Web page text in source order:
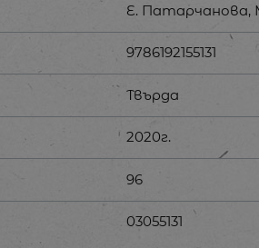
Е. Патарчанова,
9786192155131
Твърда
2020г.
96
03055131